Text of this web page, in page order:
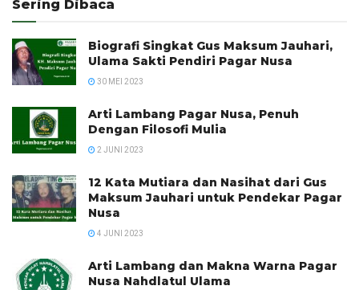
Sering Dibaca
Biografi Singkat Gus Maksum Jauhari,
Ulama Sakti Pendiri Pagar Nusa
30 MEI 2023
Arti Lambang Pagar Nusa, Penuh
Dengan Filosofi Mulia
2 JUNI 2023
12 Kata Mutiara dan Nasihat dari Gus
Maksum Jauhari untuk Pendekar Pagar
Nusa
4 JUNI 2023
Arti Lambang dan Makna Warna Pagar
Nusa Nahdlatul Ulama